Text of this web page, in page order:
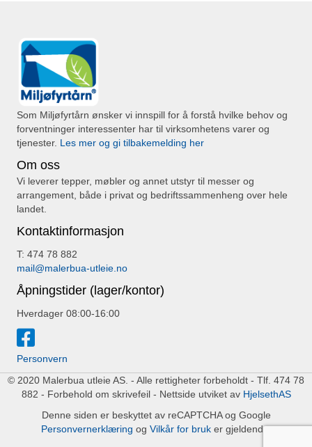
Som Miljøfyrtårn ønsker vi innspill for å forstå hvilke behov og
forventninger interessenter har til virksomhetens varer og
tjenester. Les mer og gi tilbakemelding her
Om oss
Vi leverer tepper, møbler og annet utstyr til messer og
arrangement, både i privat og bedriftssammenheng over hele
landet.
Kontaktinformasjon
T: 474 78 882
mail@malerbua-utleie.no
Åpningstider (lager/kontor)
Hverdager 08:00-16:00
Personvern
© 2020 Malerbua utleie AS. - Alle rettigheter forbeholdt - Tlf. 474 78
882 - Forbehold om skrivefeil - Nettside utviket av HjelsethAS
Denne siden er beskyttet av reCAPTCHA og Google
Personvernerklæring og Vilkår for bruker gjeldende.